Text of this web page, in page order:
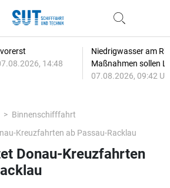
14:48
Niedrigwasser am
Maßnahmen sollen
07.08.2026, 09:42
Binnenschifffahrt
Kreuzfahrten ab Passau-Racklau
Donau-Kreuzfahrten